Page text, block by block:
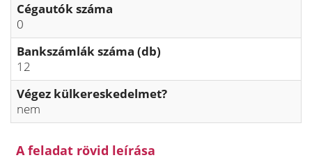
Cégautók száma
0
Bankszámlák száma (db)
12
Végez külkereskedelmet?
nem
A feladat rövid leírása